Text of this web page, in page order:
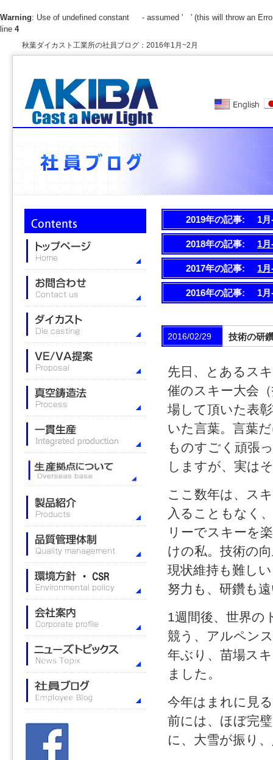
Warning: Use of undefined constant - assumed ' ' (this will throw an
line 4
秋葉ダイカスト工業所の社員ブログ：2016年1月~2月
2019年の記事: 1
2018年の記事: 1
2017年の記事: 1
2016年の記事: 1
2016/02/29 技術の研
先日、とあるス
催のスキー大会
場して頂いた表
いた言葉。言葉
ものすごく頑張
しますが、実は
ここ数年は、ス
入ることもなく
リーでスキーを
けの私。技術の
現状維持も難し
努力も、研鑽も
1週間後、世界の
競う、アルペン
年ぶり、苗場ス
ました。
今年はまれに見
前には、ほぼ完
に、大雪が振り